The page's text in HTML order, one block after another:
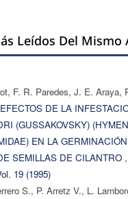
Leídos Del
F. R. Paredes, J. E. Araya,
EFECTOS DE LA
(GUSSAKOVSKY)
EN LA
SEMILLAS DE CILANTRO ,
19 (1995)
S., P. Arretz V., L.